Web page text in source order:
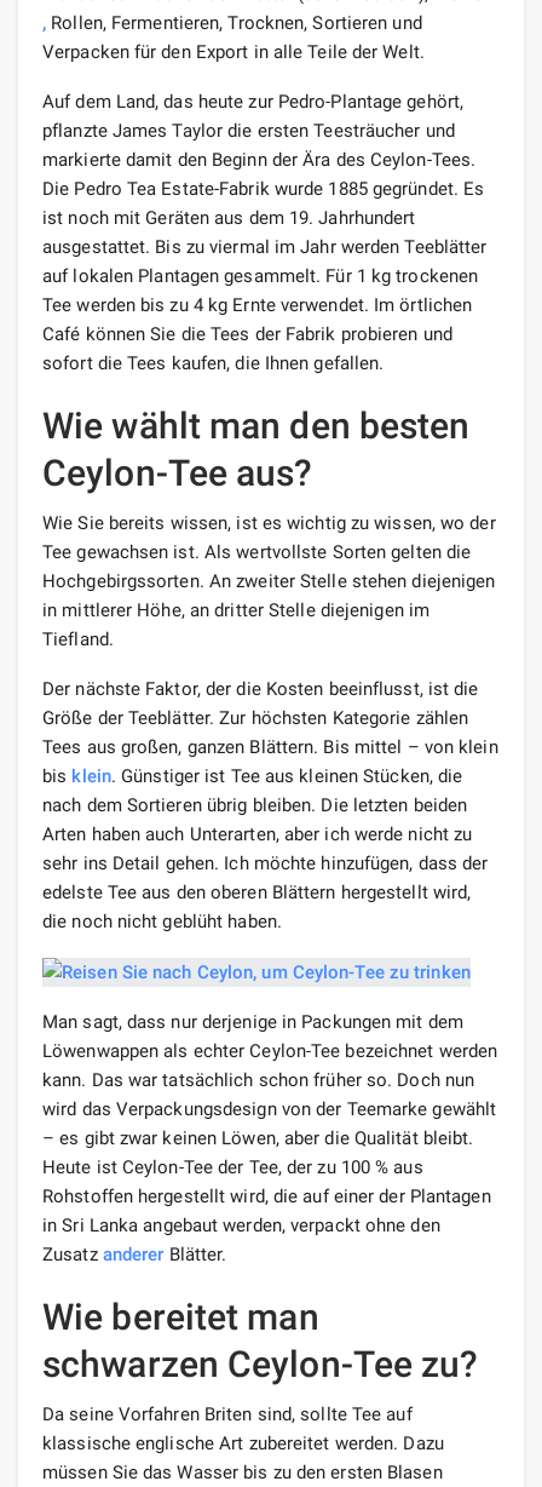
, Rollen, Fermentieren, Trocknen, Sortieren und
Verpacken für den Export in alle Teile der Welt.
Auf dem Land, das heute zur Pedro-Plantage gehört,
pflanzte James Taylor die ersten Teesträucher und
markierte damit den Beginn der Ära des Ceylon-Tees.
Die Pedro Tea Estate-Fabrik wurde 1885 gegründet. Es
ist noch mit Geräten aus dem 19. Jahrhundert
ausgestattet. Bis zu viermal im Jahr werden Teeblätter
auf lokalen Plantagen gesammelt. Für 1 kg trockenen
Tee werden bis zu 4 kg Ernte verwendet. Im örtlichen
Café können Sie die Tees der Fabrik probieren und
sofort die Tees kaufen, die Ihnen gefallen.
Wie wählt man den besten
Ceylon-Tee aus?
Wie Sie bereits wissen, ist es wichtig zu wissen, wo der
Tee gewachsen ist. Als wertvollste Sorten gelten die
Hochgebirgssorten. An zweiter Stelle stehen diejenigen
in mittlerer Höhe, an dritter Stelle diejenigen im
Tiefland.
Der nächste Faktor, der die Kosten beeinflusst, ist die
Größe der Teeblätter. Zur höchsten Kategorie zählen
Tees aus großen, ganzen Blättern. Bis mittel – von klein
bis klein. Günstiger ist Tee aus kleinen Stücken, die
nach dem Sortieren übrig bleiben. Die letzten beiden
Arten haben auch Unterarten, aber ich werde nicht zu
sehr ins Detail gehen. Ich möchte hinzufügen, dass der
edelste Tee aus den oberen Blättern hergestellt wird,
die noch nicht geblüht haben.
Man sagt, dass nur derjenige in Packungen mit dem
Löwenwappen als echter Ceylon-Tee bezeichnet werden
kann. Das war tatsächlich schon früher so. Doch nun
wird das Verpackungsdesign von der Teemarke gewählt
– es gibt zwar keinen Löwen, aber die Qualität bleibt.
Heute ist Ceylon-Tee der Tee, der zu 100 % aus
Rohstoffen hergestellt wird, die auf einer der Plantagen
in Sri Lanka angebaut werden, verpackt ohne den
Zusatz anderer Blätter.
Wie bereitet man
schwarzen Ceylon-Tee zu?
Da seine Vorfahren Briten sind, sollte Tee auf
klassische englische Art zubereitet werden. Dazu
müssen Sie das Wasser bis zu den ersten Blasen